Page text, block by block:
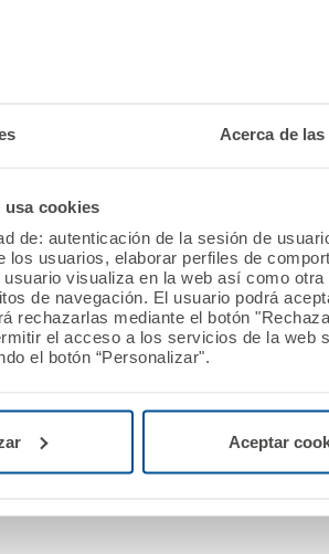
Acerca de
usa cookies
de: autenticación de la sesión de
usuarios, elaborar perfiles de
visualiza en la web así como otra
de navegación. El usuario podrá
rechazarlas mediante el botón
el acceso a los servicios de la web
el botón “Personalizar".
Aceptar
A.M.A., la renovación del
acciones conjuntas entre